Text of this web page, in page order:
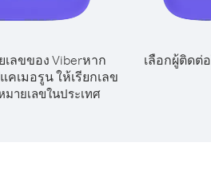
ลขของ Viberหาก
คเมอรูน ให้เรียกเลข
มายเลขในประเทศ
เลือกผู้ติดต่